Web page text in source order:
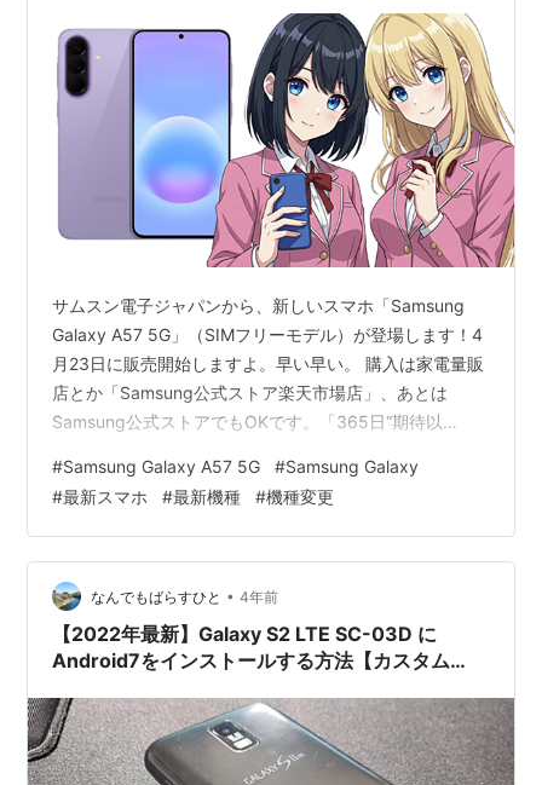
サムスン電子ジャパンから、新しいスマホ「Samsung
Galaxy A57 5G」（SIMフリーモデル）が登場します！4
月23日に販売開始しますよ。早い早い。 購入は家電量販
店とか「Samsung公式ストア楽天市場店」、あとは
Samsung公式ストアでもOKです。「365日“期待以
クワクしません？こういうの、使う前からちょっと楽し
いやつです。 しかも今回のモデル、ただの進化じゃない
んです。「Awesome Intelligence」っていうAI機能を搭
載してて、Galaxy Aシリーズの中でも過去いちパワフ
ル！いやもう、そこまで言われると気…
#Samsung Galaxy A57 5G #Samsung Galaxy
#最新スマホ #最新機種 #機種変更
なんでもばらすひと • 4年前
【2022年最新】Galaxy S2 LTE SC-03D に
Android7をインストールする方法【カスタム